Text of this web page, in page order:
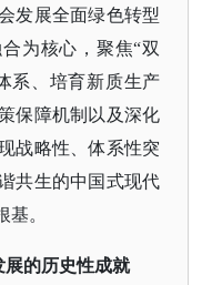
发展全面绿色转型
为核心，聚焦“双
系、培育新质生产
保障机制以及深化
战略性、体系性突
共生的中国式现代
。
展的历史性成就